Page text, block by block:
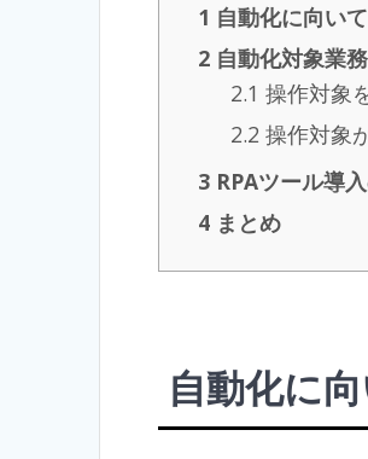
1 自動化に向い
2 自動化対象業
2.1 操作対象
2.2 操作対象
3 RPAツール導
4 まとめ
自動化に